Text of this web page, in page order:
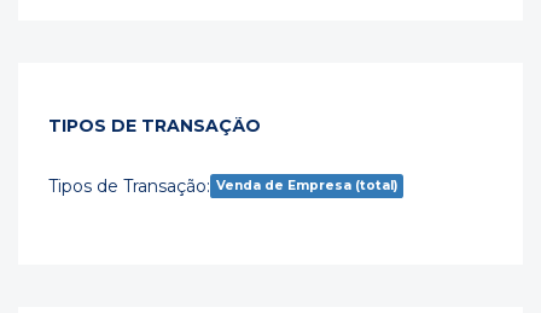
TIPOS DE TRANSAÇÃO
Tipos de Transação: Venda de Empresa (total)